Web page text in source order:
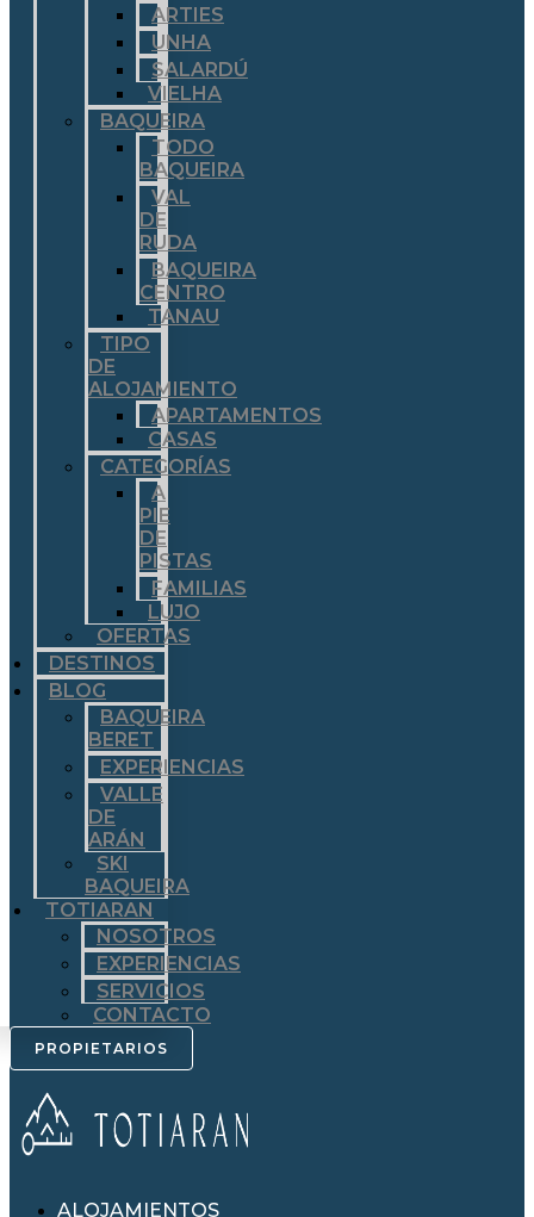
ARTIES
UNHA
SALARDÚ
VIELHA
BAQUEIRA
TODO
BAQUEIRA
VAL
DE
RUDA
BAQUEIRA
CENTRO
TANAU
TIPO
DE
ALOJAMIENTO
APARTAMENTOS
CASAS
CATEGORÍAS
A
PIE
DE
PISTAS
FAMILIAS
LUJO
OFERTAS
DESTINOS
BLOG
BAQUEIRA
BERET
EXPERIENCIAS
VALLE
DE
ARÁN
SKI
BAQUEIRA
TOTIARAN
NOSOTROS
EXPERIENCIAS
SERVICIOS
CONTACTO
PROPIETARIOS
ALOJAMIENTOS